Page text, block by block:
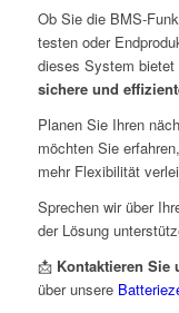
Ob Sie die BMS-
testen oder
dieses System
sichere und
Planen Sie Ihren
möchten Sie
mehr Flexibilität
Sprechen wir über
der Lösung
📩 Kontaktieren Sie
über unsere